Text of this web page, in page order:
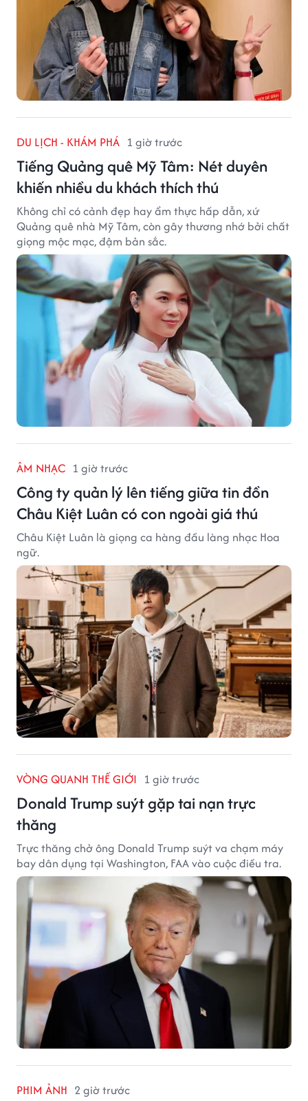
DU LỊCH - KHÁM PHÁ 1 giờ trước
Tiếng Quảng quê Mỹ Tâm: Nét duyên
khiến nhiều du khách thích thú
Không chỉ có cảnh đẹp hay ẩm thực hấp dẫn, xứ
Quảng quê nhà Mỹ Tâm, còn gây thương nhớ bởi chất
giọng mộc mạc, đậm bản sắc.
ÂM NHẠC 1 giờ trước
Công ty quản lý lên tiếng giữa tin đồn
Châu Kiệt Luân có con ngoài giá thú
Châu Kiệt Luân là giọng ca hàng đầu làng nhạc Hoa
ngữ.
VÒNG QUANH THẾ GIỚI 1 giờ trước
Donald Trump suýt gặp tai nạn trực
thăng
Trực thăng chở ông Donald Trump suýt va chạm máy
bay dân dụng tại Washington, FAA vào cuộc điều tra.
PHIM ẢNH 2 giờ trước